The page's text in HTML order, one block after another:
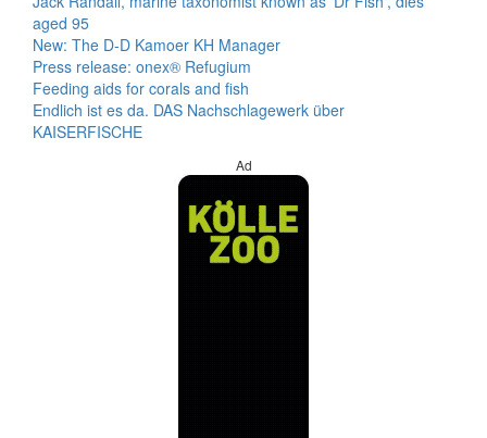
aged 95
New: The D-D Kamoer KH Manager
Press release: onex® Refugium
Feeding aids for corals and fish
Endlich ist es da. DAS Nachschlagewerk über
KAISERFISCHE
Ad